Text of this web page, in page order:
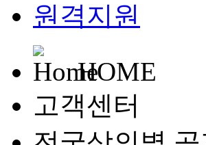
원격지원
HOME
고객센터